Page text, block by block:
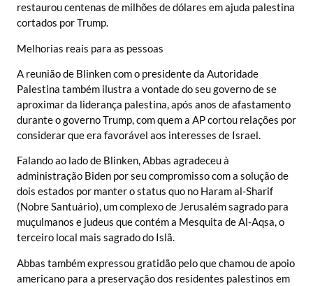
restaurou centenas de milhões de dólares em ajuda palestina
cortados por Trump.
Melhorias reais para as pessoas
A reunião de Blinken com o presidente da Autoridade
Palestina também ilustra a vontade do seu governo de se
aproximar da liderança palestina, após anos de afastamento
durante o governo Trump, com quem a AP cortou relações por
considerar que era favorável aos interesses de Israel.
Falando ao lado de Blinken, Abbas agradeceu à
administração Biden por seu compromisso com a solução de
dois estados por manter o status quo no Haram al-Sharif
(Nobre Santuário), um complexo de Jerusalém sagrado para
muçulmanos e judeus que contém a Mesquita de Al-Aqsa, o
terceiro local mais sagrado do Islã.
Abbas também expressou gratidão pelo que chamou de apoio
americano para a preservação dos residentes palestinos em